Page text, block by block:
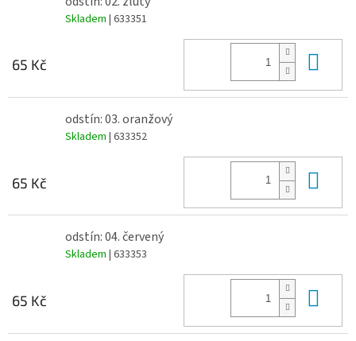
Skladem | 633351
65 Kč
odstín: 03. oranžový
Skladem | 633352
65 Kč
odstín: 04. červený
Skladem | 633353
65 Kč